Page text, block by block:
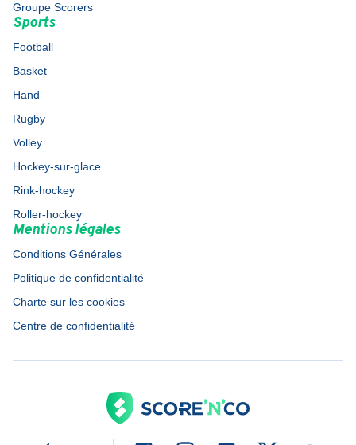
Groupe Scorers
Sports
Football
Basket
Hand
Rugby
Volley
Hockey-sur-glace
Rink-hockey
Roller-hockey
Mentions légales
Conditions Générales
Politique de confidentialité
Charte sur les cookies
Centre de confidentialité